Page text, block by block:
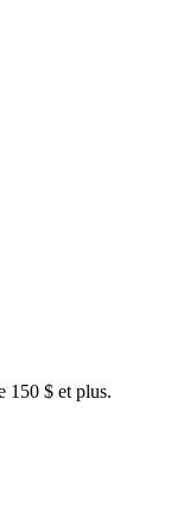
150 $ et plus.